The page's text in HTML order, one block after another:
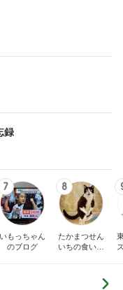
録
7
いもっちゃん
のブログ
8
たかまつせん
いちの食い散